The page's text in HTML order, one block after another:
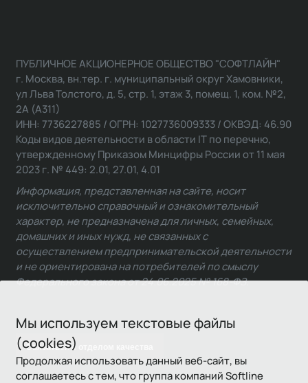
Мы используем текстовые файлы
(cookies)
Продолжая использовать данный веб-сайт, вы
соглашаетесь с тем, что группа компаний Softline
Связаться с отделом качества
ПУБЛИЧНОЕ АКЦИОНЕРНОЕ ОБЩЕСТВО "СОФТЛАЙН"
г. Москва, вн.тер. г. муниципальный округ Хамовники,
ул Льва Толстого, д. 5, стр. 1, этаж 3, помещ. 1, ком. №2,
2А (А311)
ИНН: 7736227885 / ОГРН: 1027736009333 / ОКВЭД: 46.90
Коды видов деятельности в области IT по перечню,
утвержденному Приказом Минцифры России от 11 мая
2023 г. № 449: 2.01, 27.01, 4.01
Информация, представленная на сайте, носит
исключительно справочный и ознакомительный
характер, не предназначена для личных, семейных,
домашних и иных нужд, не связанных с
осуществлением предпринимательской деятельности
и не ориентирована на потребителей по смыслу
Федерального закона от 24.06.2025 № 168-ФЗ.